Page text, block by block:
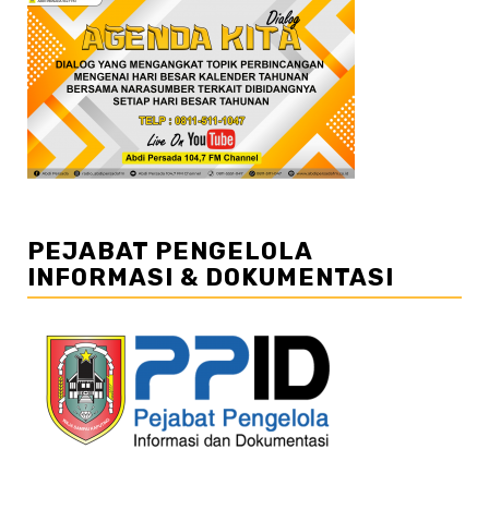
PEJABAT PENGELOLA
INFORMASI & DOKUMENTASI